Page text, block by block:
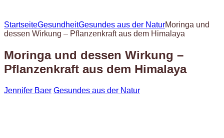
StartseiteGesundheitGesundes aus der NaturMoringa und
dessen Wirkung – Pflanzenkraft aus dem Himalaya
Moringa und dessen Wirkung –
Pflanzenkraft aus dem Himalaya
Jennifer Baer Gesundes aus der Natur